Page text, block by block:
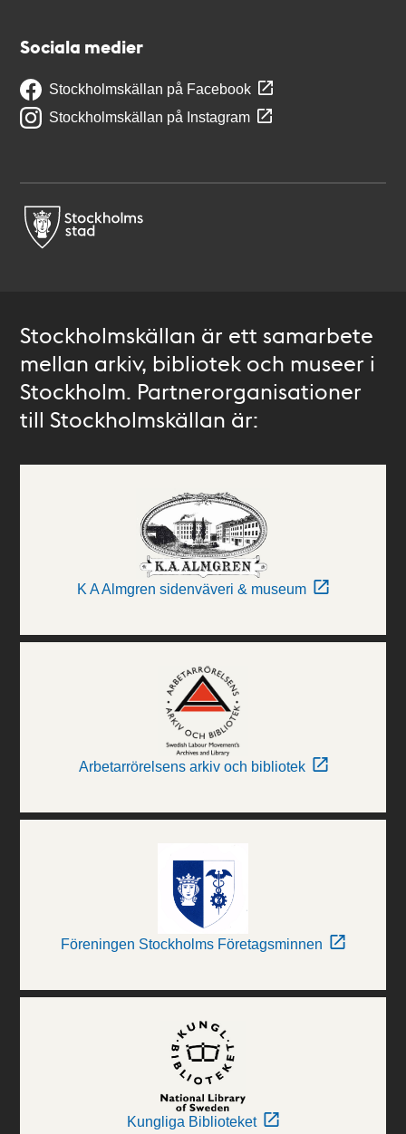
Sociala medier
Stockholmskällan på Facebook
Stockholmskällan på Instagram
Stockholmskällan är ett samarbete
mellan arkiv, bibliotek och museer i
Stockholm. Partnerorganisationer
till Stockholmskällan är:
K A Almgren sidenväveri & museum
Arbetarrörelsens arkiv och bibliotek
Föreningen Stockholms Företagsminnen
Kungliga Biblioteket